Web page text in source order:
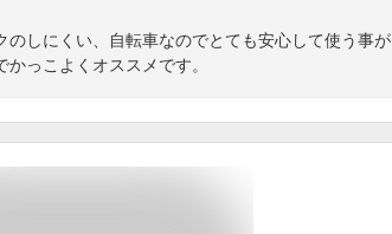
のしにくい、自転車なのでとても安心して使う事が
っこよくオススメです。